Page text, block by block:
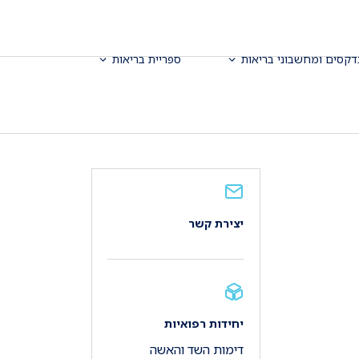
ומחשבוני בריאות ספריית בריאות
יצירת קשר
יחידות רפואיות
דימות השד והאשה